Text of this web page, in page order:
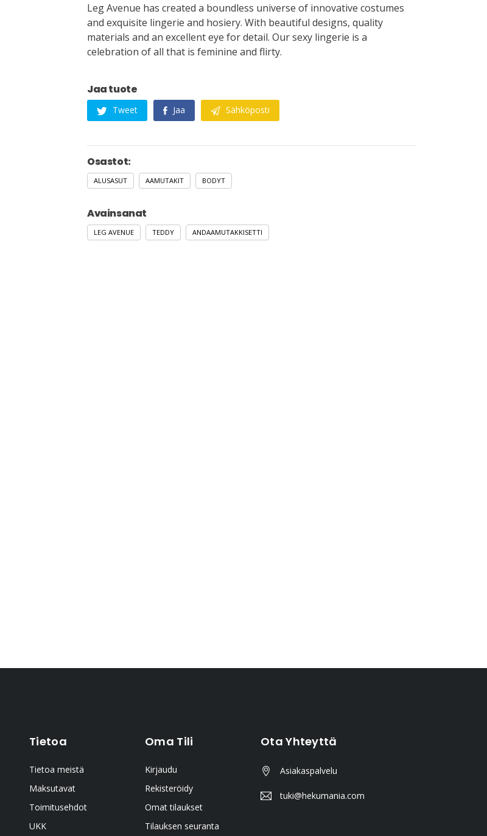
Leg Avenue has created a boundless universe of innovative costumes
and exquisite lingerie and hosiery. With beautiful designs, quality
materials and an excellent eye for detail. Our sexy lingerie is a
celebration of all that is feminine and flirty.
Jaa tuote
Tweet Jaa Sähköposti
Osastot:
ALUSASUT AAMUTAKIT BODYT
Avainsanat
LEG AVENUE TEDDY ANDAAMUTAKKISETTI
Tietoa
Tietoa meistä
Maksutavat
Toimitusehdot
UKK
Oma Tili
Kirjaudu
Rekisteröidy
Omat tilaukset
Tilauksen seuranta
Ota Yhteyttä
Asiakaspalvelu
tuki@hekumania.com